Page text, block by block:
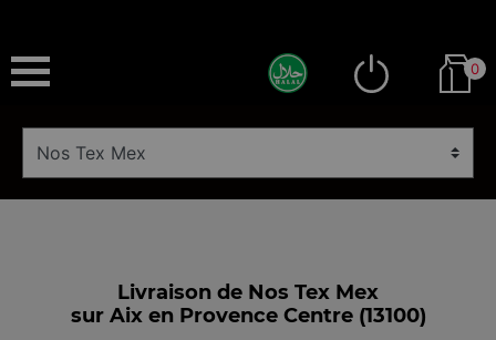
0
Livraison de Nos Tex Mex
sur Aix en Provence Centre (13100)